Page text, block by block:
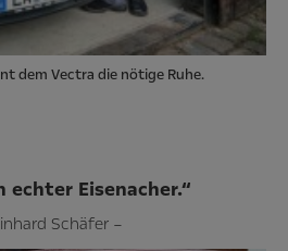
dem Vectra die nötige Ruhe.
echter Eisenacher.“
Schäfer –